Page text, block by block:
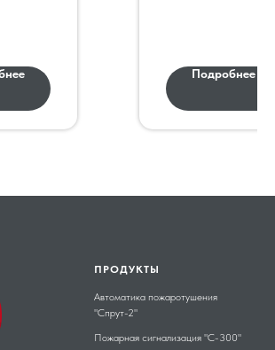
Подробнее
ПРОДУКТЫ
Автоматика пожаротушения
"Спрут-2"
Пожарная сигнализация "С-300"